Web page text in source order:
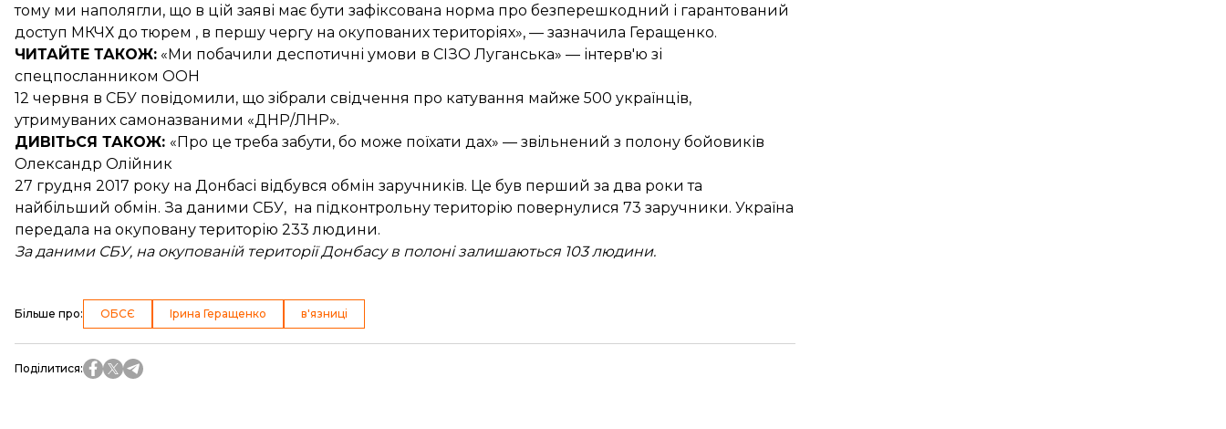
тому ми наполягли, що в цій заяві має бути зафіксована норма про безперешкодний і гарантований
доступ МКЧХ до тюрем , в першу чергу на окупованих територіях», — зазначила Геращенко.
ЧИТАЙТЕ ТАКОЖ: «Ми побачили деспотичні умови в СІЗО Луганська» — інтерв'ю зі
спецпосланником ООН
12 червня в СБУ повідомили, що зібрали свідчення про катування майже 500 українців,
утримуваних самоназваними «ДНР/ЛНР».
ДИВІТЬСЯ ТАКОЖ: «Про це треба забути, бо може поїхати дах» — звільнений з полону бойовиків
Олександр Олійник
27 грудня 2017 року на Донбасі відбувся обмін заручників. Це був перший за два роки та
найбільший обмін. За даними СБУ, на підконтрольну територію повернулися 73 заручники. Україна
передала на окуповану територію 233 людини.
За даними СБУ, на окупованій території Донбасу в полоні залишаються 103 людини.
Більше про: ОБСЄ Ірина Геращенко в'язниці
Поділитися: